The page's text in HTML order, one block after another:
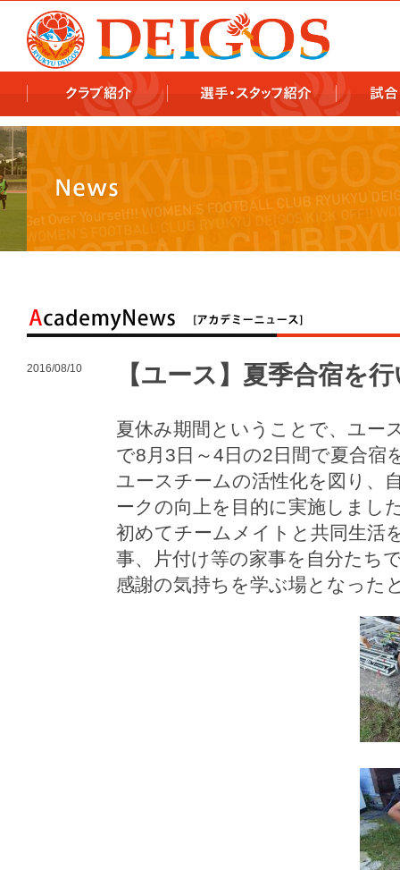
2016/08/10 【ユース】夏季合宿を
夏休み期間ということで、ユー
で8月3日～4日の2日間で夏合宿
ユースチームの活性化を図り、
ークの向上を目的に実施しまし
初めてチームメイトと共同生活
事、片付け等の家事を自分たち
感謝の気持ちを学ぶ場となった